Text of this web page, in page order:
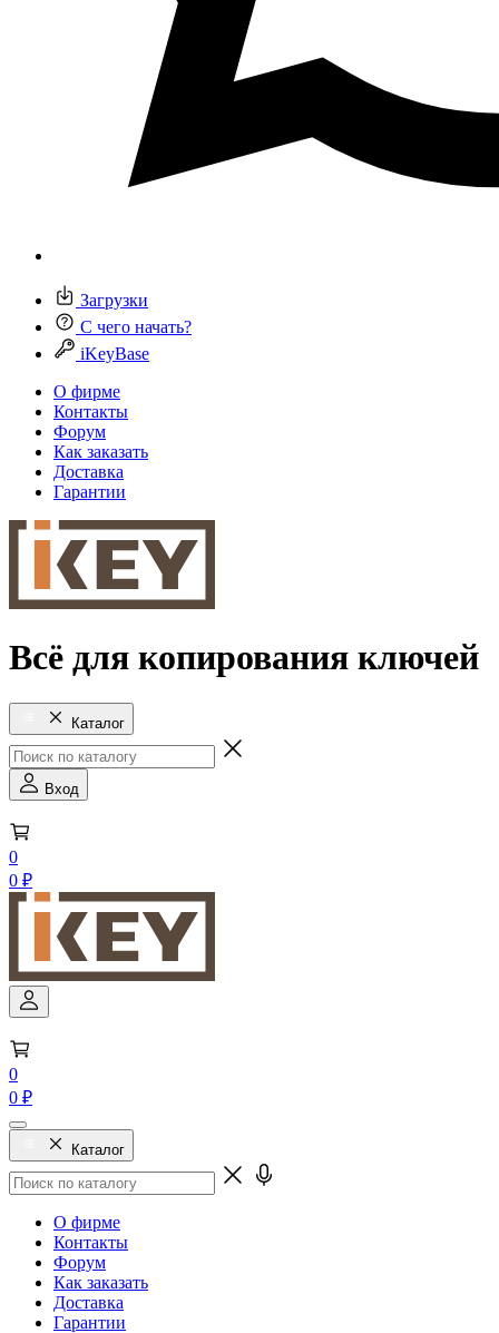
Загрузки
С чего начать?
iKeyBase
О фирме
Контакты
Форум
Как заказать
Доставка
Гарантии
Всё для копирования ключей
Каталог
Вход
0
0 ₽
0
0 ₽
Каталог
О фирме
Контакты
Форум
Как заказать
Доставка
Гарантии